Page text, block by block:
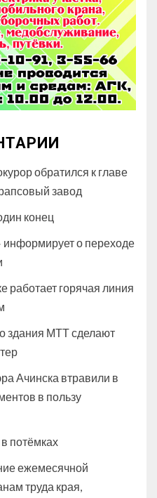
обратился к главе
завод
конец
информирует о переходе
работает горячая линия
здания МТТ сделают
Ачинска втравили в
в пользу
потёмках
ежемесячной
труда края,